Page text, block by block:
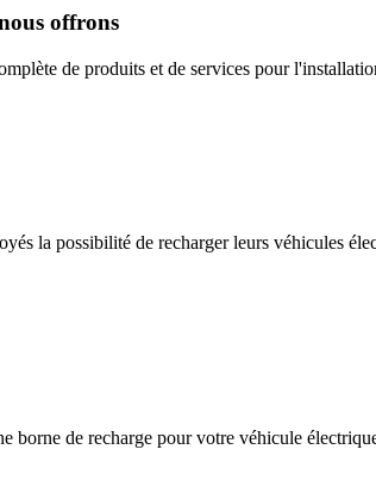
offrons
de produits et de services pour
la possibilité de recharger leurs véhicules
borne de recharge pour votre véhicule